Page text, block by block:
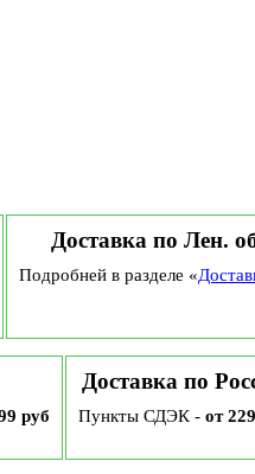
Доставка по Лен.
Подробней в разделе «
руб
Доставка по
Пункты СДЭК - от